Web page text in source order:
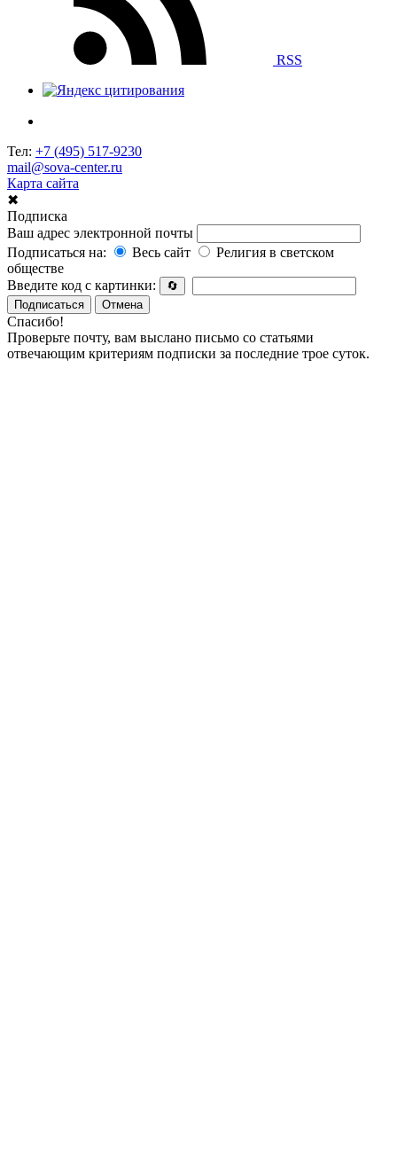
RSS
Тел: +7 (495) 517-9230
mail@sova-center.ru
Карта сайта
✖
Подписка
Ваш адрес электронной почты
Подписаться на:
Весь сайт
Религия в светском
обществе
Введите код с картинки:
🔄
Подписаться
Отмена
Спасибо!
Проверьте почту, вам выслано письмо со статьями
отвечающим критериям подписки за последние трое суток.